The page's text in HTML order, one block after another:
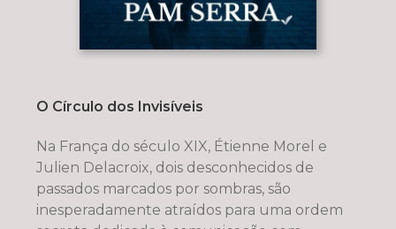
O Círculo dos Invisíveis
Na França do século XIX, Étienne Morel e
Julien Delacroix, dois desconhecidos de
passados marcados por sombras, são
inesperadamente atraídos para uma ordem